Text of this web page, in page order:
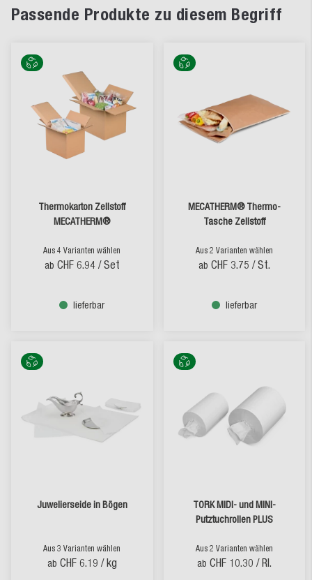
Passende Produkte zu diesem Begriff
Thermokarton Zellstoff
MECATHERM®
Aus 4 Varianten wählen
ab CHF 6.94 / Set
lieferbar
MECATHERM® Thermo-
Tasche Zellstoff
Aus 2 Varianten wählen
ab CHF 3.75 / St.
lieferbar
Juwelierseide in Bögen
Aus 3 Varianten wählen
ab CHF 6.19 / kg
TORK MIDI- und MINI-
Putztuchrollen PLUS
Aus 2 Varianten wählen
ab CHF 10.30 / Rl.